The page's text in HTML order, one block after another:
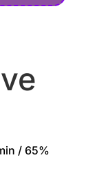
/ 65%